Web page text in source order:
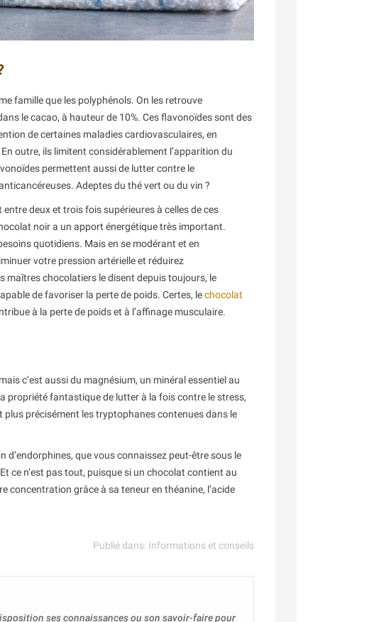
famille que les polyphénols. On les retrouve
le cacao, à hauteur de 10%. Ces flavonoïdes sont des
de certaines maladies cardiovasculaires, en
outre, ils limitent considérablement l’apparition du
permettent aussi de lutter contre le
Adeptes du thé vert ou du vin ?
entre deux et trois fois supérieures à celles de ces
noir a un apport énergétique très important.
quotidiens. Mais en se modérant et en
votre pression artérielle et réduirez
maîtres chocolatiers le disent depuis toujours, le
de favoriser la perte de poids. Certes, lechocolat
à la perte de poids et à l’affinage musculaire.
c’est aussi du magnésium, un minéral essentiel au
propriété fantastique de lutter à la fois contre le stress,
plus précisément les tryptophanes contenues dans le
que vous connaissez peut-être sous le
ce n’est pas tout, puisque si un chocolat contient au
concentration grâce à sa teneur en théanine, l’acide
Publié dans: Informations et conseils
ses connaissances ou son savoir-faire pour